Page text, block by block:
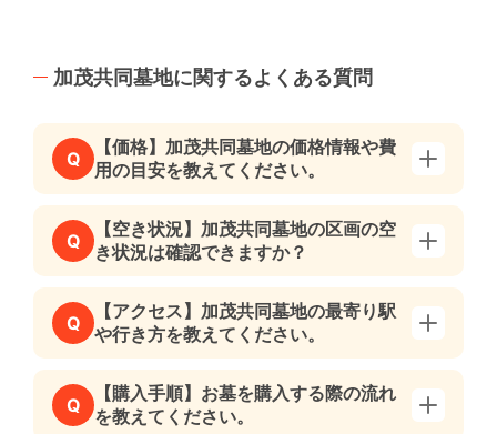
加茂共同墓地に関するよくある質問
Q
【価格】加茂共同墓地の価格情報や費
用の目安を教えてください。
Q
【空き状況】加茂共同墓地の区画の空
き状況は確認できますか？
Q
【アクセス】加茂共同墓地の最寄り駅
や行き方を教えてください。
Q
【購入手順】お墓を購入する際の流れ
を教えてください。